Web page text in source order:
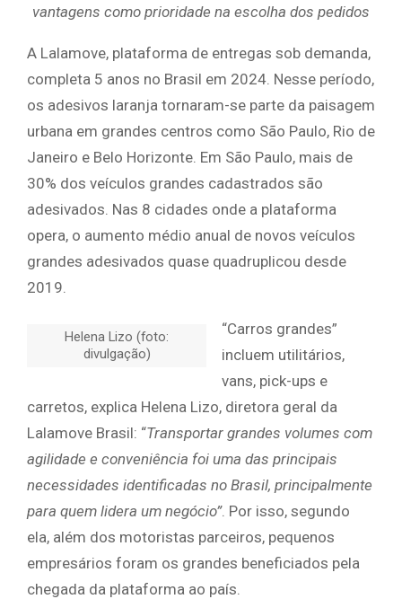
vantagens como prioridade na escolha dos pedidos
A Lalamove, plataforma de entregas sob demanda,
completa 5 anos no Brasil em 2024. Nesse período,
os adesivos laranja tornaram-se parte da paisagem
urbana em grandes centros como São Paulo, Rio de
Janeiro e Belo Horizonte. Em São Paulo, mais de
30% dos veículos grandes cadastrados são
adesivados. Nas 8 cidades onde a plataforma
opera, o aumento médio anual de novos veículos
grandes adesivados quase quadruplicou desde
2019.
Helena Lizo (foto:
divulgação)
“Carros grandes”
incluem utilitários,
vans, pick-ups e
carretos, explica Helena Lizo, diretora geral da
Lalamove Brasil: “Transportar grandes volumes com
agilidade e conveniência foi uma das principais
necessidades identificadas no Brasil, principalmente
para quem lidera um negócio”. Por isso, segundo
ela, além dos motoristas parceiros, pequenos
empresários foram os grandes beneficiados pela
chegada da plataforma ao país.